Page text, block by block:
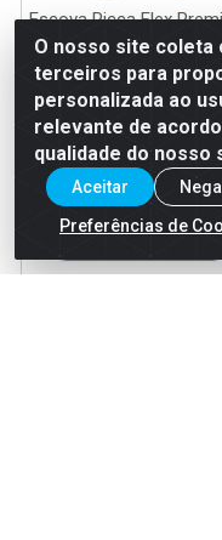
Escova Ricca Flex
Gold Enox Belliz
Código: 39734
EAN: 7897517924553
Faça seu login ou
cadastre-se para
ver preços e
O nosso site coleta
terceiros para
personalizada ao
relevante de
qualidade do nosso
Aceitar
Preferências de